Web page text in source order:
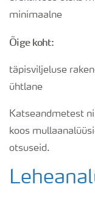
minimaalne
Õige koht:
täpisviljeluse
ühtlane
Katseandmetest
koos
otsuseid.